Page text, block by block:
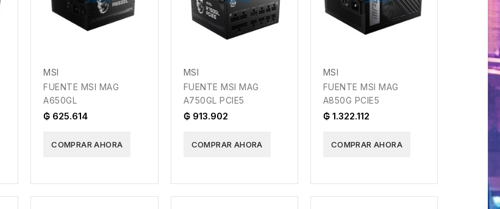
MSI
FUENTE MSI MAG
A650GL
₲ 625.614
COMPRAR AHORA
MSI
FUENTE MSI MAG
A750GL PCIE5
₲ 913.902
COMPRAR AHORA
MSI
FUENTE MSI MAG
A850G PCIE5
₲ 1.322.112
COMPRAR AHORA